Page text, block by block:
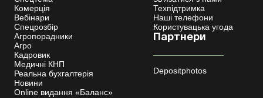
Комерція
Вебінари
Спецрозбір
Агропорадники
Агро
Кадровик
Медичні КНП
Реальна бухгалтерія
Новини
Online видання «Баланс»
Техпідтримка
Наші телефони
Користувацька угода
Партнери
Depositphotos